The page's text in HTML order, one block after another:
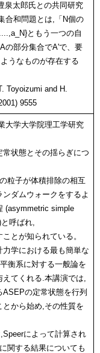
泉太郎氏との共同研究
合和問題とは,「N個の
ともう一つの自
の部分集合でA'で、要
うなものが存在する
Toyoizumi and H.
9555
大学大学院理工学研究
状態とその揺らぎにつ
粒子が体積排除の相互
ダムウォークをするよ
(asymmetric simple
呼ばれ,
とが知られている。
学における最も簡単な
衡系に対する一般論を
てくれる.本講演では,
の定常状態を行列
から始め,その性質を
によって計算され
関する結果についても